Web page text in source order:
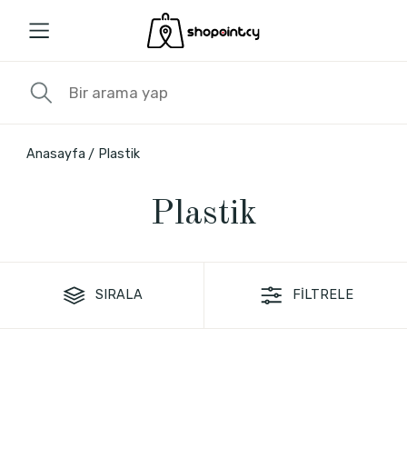
Anasayfa Plastik
Plastik
SIRALA FİLTRELE